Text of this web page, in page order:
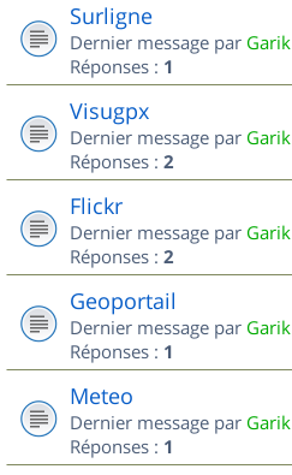
Surligne
Dernier message par Garik
Réponses : 1
Visugpx
Dernier message par Garik
Réponses : 2
Flickr
Dernier message par Garik
Réponses : 2
Geoportail
Dernier message par Garik
Réponses : 1
Meteo
Dernier message par Garik
Réponses : 1